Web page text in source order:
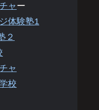
ャ ー
体験塾1
２
ャ
校